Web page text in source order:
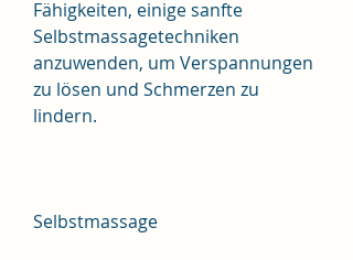
Fähigkeiten, einige sanfte
Selbstmassagetechniken
anzuwenden, um Verspannungen
zu lösen und Schmerzen zu
lindern.
Selbstmassage